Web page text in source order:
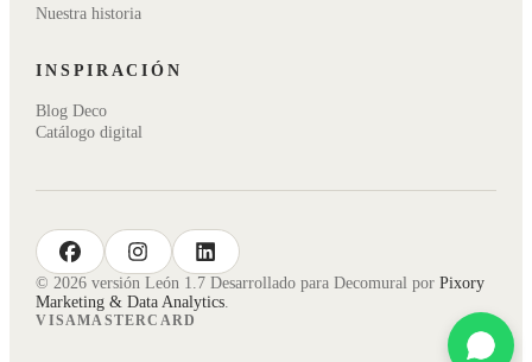
Nuestra historia
INSPIRACIÓN
Blog Deco
Catálogo digital
facebook instagram linkedin
© 2026 versión León 1.7 Desarrollado para Decomural porPixory
Marketing & Data Analytics
VISAMASTERCARD